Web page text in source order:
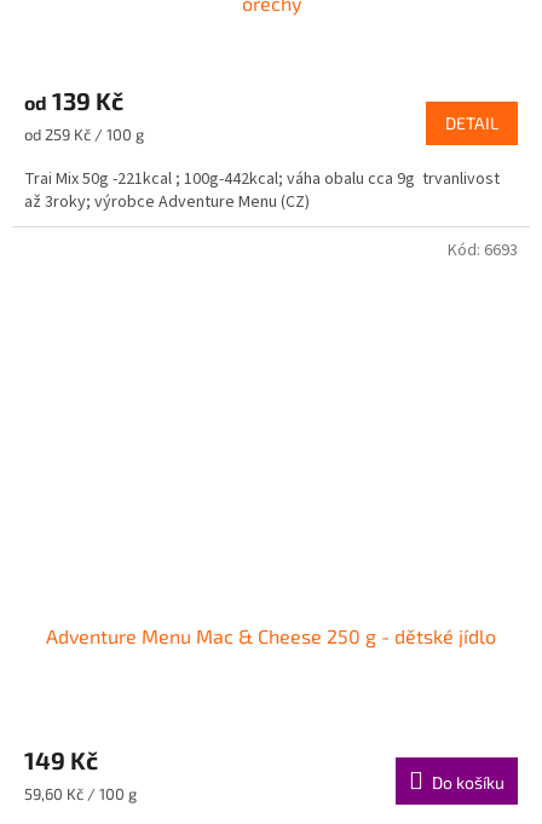
od 139 Kč
Měrná
od 259 Kč / 100 g
DETAIL
Trai Mix 50g -221kcal ; 100g-442kcal; váha obalu cca 9g trvanlivost
až 3roky; výrobce Adventure Menu (CZ)
Adventure Menu Mac & Cheese 250 g - dětské jídlo
149 Kč
Měrná
59,60 Kč / 100 g
Do košíku
Kód: 6693